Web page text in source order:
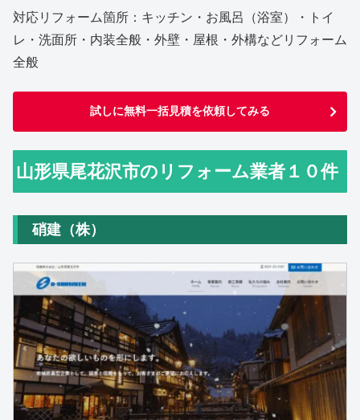
対応リフォーム箇所：キッチン・お風呂（浴室）・トイ
レ・洗面所・内装全般・外壁・屋根・外構などリフォーム
全般
試しに無料一括見積を依頼してみる
山形県尾花沢市のリフォーム業者１０件
硝建（株）